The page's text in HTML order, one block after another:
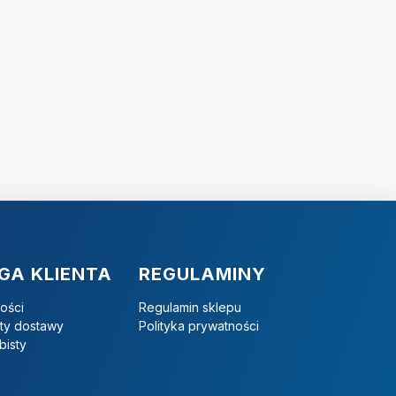
KLIENTA
dostawy
REGULAMINY
Regulamin sklepu
Polityka prywatności